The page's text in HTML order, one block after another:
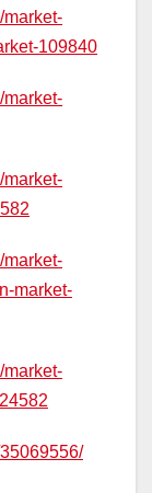
market-
109840
market-
market-
market-
market-
market-